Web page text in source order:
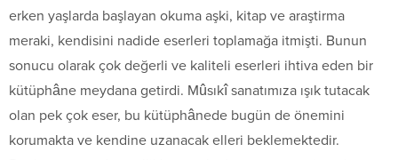
erken yaşlarda başlayan okuma aşki, kitap ve araştirma
meraki, kendisini nadide eserleri toplamağa itmişti. Bunun
sonucu olarak çok değerli ve kaliteli eserleri ihtiva eden bir
kütüphâne meydana getirdi. Mûsıkî sanatımıza ışık tutacak
olan pek çok eser, bu kütüphânede bugün de önemini
korumakta ve kendine uzanacak elleri beklemektedir.